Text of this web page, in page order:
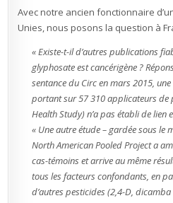
Avec notre ancien fonctionnaire
Unies, nous posons la question à
« Existe-t-il d’autres publications
glyphosate est cancérigène ?
sentance du Circ en mars 2015,
portant sur 57 310 applicateurs de
Health Study) n’a pas établi de lien
« Une autre étude – gardée sous le
North American Pooled Project a
cas-témoins et arrive au même
tous les facteurs confondants, en
d’autres pesticides (2,4-D,